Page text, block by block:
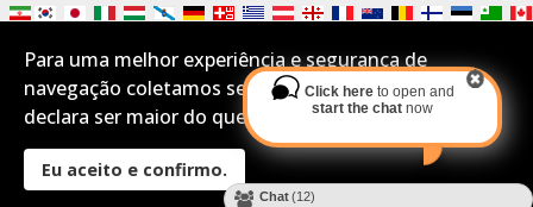
Desktop Layout
Para uma melhor experiência e segurança de
navegação coletamos seus Cookies.Se você aceita e
declara ser maior do que 16 anos por favor confirme:
Eu aceito e confirmo.
Chat(12)
Click hereto open and
start the chat now